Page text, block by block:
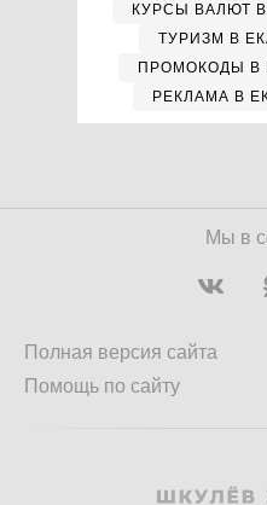
КУРСЫ ВАЛЮТ
ТУРИЗМ В
ПРОМОКОДЫ В
РЕКЛАМА В
Мы в
Полная версия сайта
Помощь по сайту